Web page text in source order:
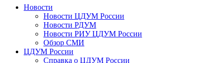
Новости
Новости ЦДУМ России
Новости РДУМ
Новости РИУ ЦДУМ России
Обзор СМИ
ЦДУМ России
Справка о ЦДУМ России